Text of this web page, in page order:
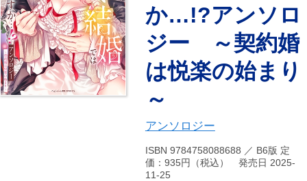
か…!?アンソロ
ジー ～契約婚
は悦楽の始まり
～
アンソロジー
ISBN 9784758088688 ／ B6版 定
価：935円（税込） 発売日 2025-
11-25